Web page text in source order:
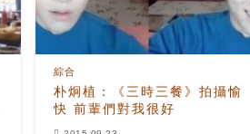
朴炯植：《三時三餐》拍攝愉
快 前輩們對我很好
綜合